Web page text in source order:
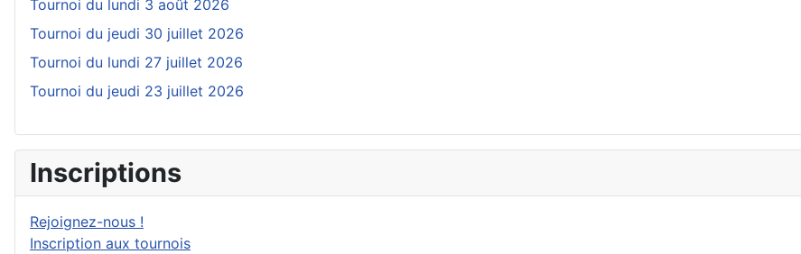
Tournoi du lundi 3 août 2026
Tournoi du jeudi 30 juillet 2026
Tournoi du lundi 27 juillet 2026
Tournoi du jeudi 23 juillet 2026
Inscriptions
Rejoignez-nous !
Inscription aux tournois